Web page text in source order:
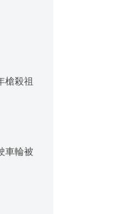
槍殺祖
車輪被